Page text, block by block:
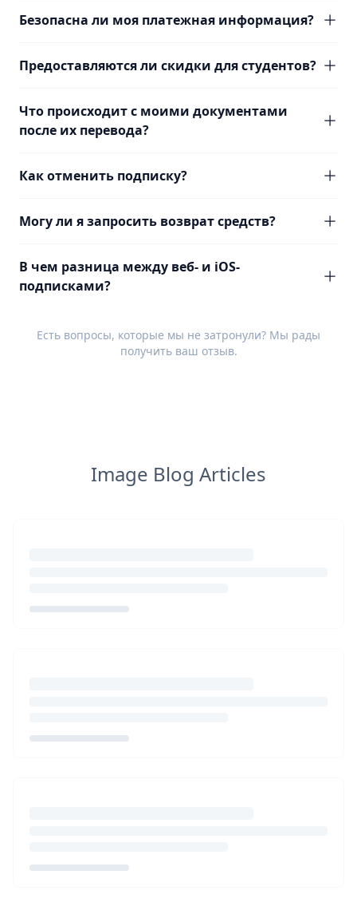
Безопасна ли моя платежная информация?
Предоставляются ли скидки для студентов?
Что происходит с моими документами
после их перевода?
Как отменить подписку?
Могу ли я запросить возврат средств?
В чем разница между веб- и iOS-
подписками?
Есть вопросы, которые мы не затронули? Мы рады
получить ваш отзыв.
Image Blog Articles